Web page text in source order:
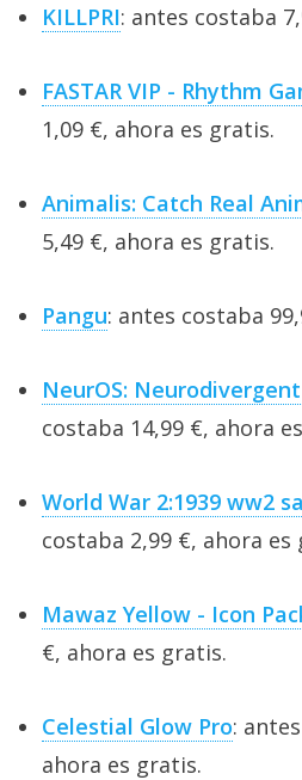
KILLPRI: antes costaba
FASTAR VIP - Rhythm
1,09 €, ahora es gratis.
Animalis: Catch Real
5,49 €, ahora es gratis.
Pangu: antes costaba
NeurOS:
costaba 14,99 €, ahora
World War 2:1939 ww2
costaba 2,99 €, ahora es
Mawaz Yellow - Icon
€, ahora es gratis.
Celestial Glow Pro:
ahora es gratis.